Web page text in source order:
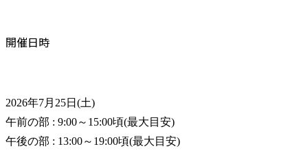
開催日時
2026年7月25日(土)
午前の部 : 9:00～15:00頃(最大目安)
午後の部 : 13:00～19:00頃(最大目安)